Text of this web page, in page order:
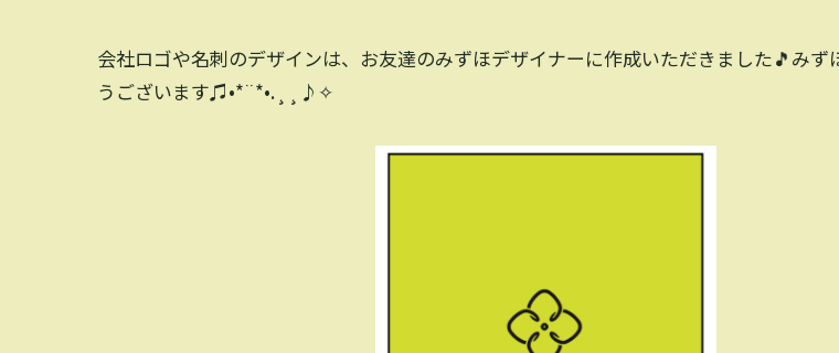
会社ロゴや名刺のデザインは、お友達のみずほデザイナーに作成いただきました🎵みず
うございます♫•*¨*•.¸¸♪✧